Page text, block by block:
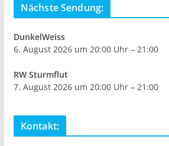
Nächste Sendung:
DunkelWeiss
6. August 2026 um 20:00 Uhr – 21:00
RW Sturmflut
7. August 2026 um 20:00 Uhr – 21:00
Kontakt: